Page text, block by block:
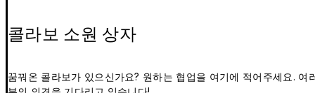
콜라보 소원 상자
꿈꿔온 콜라보가 있으신가요? 원하는 협업을 여기에 적어주세요. 여